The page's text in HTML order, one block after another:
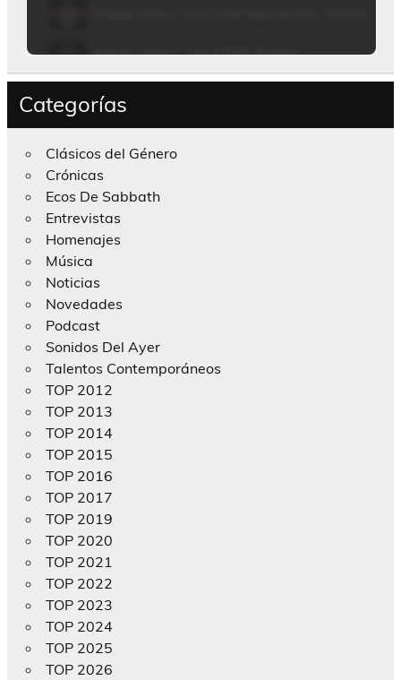
Categorías
Clásicos del Género
Crónicas
Ecos De Sabbath
Entrevistas
Homenajes
Música
Noticias
Novedades
Podcast
Sonidos Del Ayer
Talentos Contemporáneos
TOP 2012
TOP 2013
TOP 2014
TOP 2015
TOP 2016
TOP 2017
TOP 2019
TOP 2020
TOP 2021
TOP 2022
TOP 2023
TOP 2024
TOP 2025
TOP 2026